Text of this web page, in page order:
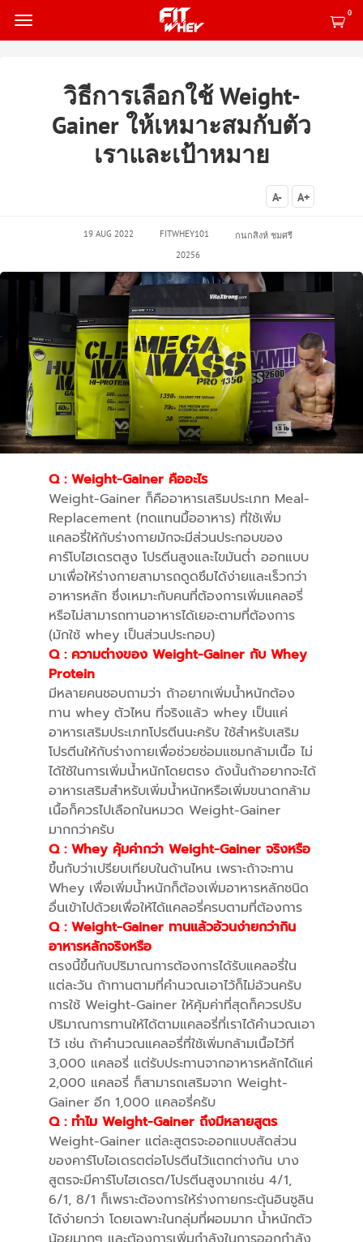
0
วิธีการเลือกใช้ Weight-
Gainer ให้เหมาะสมกับตัว
เราและเป้าหมาย
A- A+
19 AUG 2022 FITWHEY101
กนกสิงห์ ชมศรี
20256
Q : Weight-Gainer คืออะไร
Weight-Gainer ก็คืออาหารเสริมประเภท Meal-
Replacement (ทดแทนมื้ออาหาร) ที่ใช้เพิ่ม
แคลอรี่ให้กับร่างกายมักจะมีส่วนประกอบของ
คาร์โบไฮเดรตสูง โปรตีนสูงและไขมันต่ำ ออกแบบ
มาเพื่อให้ร่างกายสามารถดูดซึมได้ง่ายและเร็วกว่า
อาหารหลัก ซึ่งเหมาะกับคนที่ต้องการเพิ่มแคลอรี่
หรือไม่สามารถทานอาหารได้เยอะตามที่ต้องการ
(มักใช้ whey เป็นส่วนประกอบ)
Q : ความต่างของ Weight-Gainer กับ Whey
Protein
มีหลายคนชอบถามว่า ถ้าอยากเพิ่มน้ำหนักต้อง
ทาน whey ตัวไหน ที่จริงแล้ว whey เป็นแค่
อาหารเสริมประเภทโปรตีนนะครับ ใช้สำหรับเสริม
โปรตีนให้กับร่างกายเพื่อช่วยซ่อมแซมกล้ามเนื้อ ไม่
ได้ใช้ในการเพิ่มน้ำหนักโดยตรง ดังนั้นถ้าอยากจะได้
อาหารเสริมสำหรับเพิ่มน้ำหนักหรือเพิ่มขนาดกล้าม
เนื้อก็ควรไปเลือกในหมวด Weight-Gainer
มากกว่าครับ
Q : Whey คุ้มค่ากว่า Weight-Gainer จริงหรือ
ขึ้นกับว่าเปรียบเทียบในด้านไหน เพราะถ้าจะทาน
Whey เพื่อเพิ่มน้ำหนักก็ต้องเพิ่มอาหารหลักชนิด
อื่นเข้าไปด้วยเพื่อให้ได้แคลอรี่ครบตามที่ต้องการ
Q : Weight-Gainer ทานแล้วอ้วนง่ายกว่ากิน
อาหารหลักจริงหรือ
ตรงนี้ขึ้นกับปริมาณการต้องการได้รับแคลอรี่ใน
แต่ละวัน ถ้าทานตามที่คำนวณเอาไว้ก็ไม่อ้วนครับ
การใช้ Weight-Gainer ให้คุ้มค่าที่สุดก็ควรปรับ
ปริมาณการทานให้ได้ตามแคลอรี่ที่เราได้คำนวณเอา
ไว้ เช่น ถ้าคำนวณแคลอรี่ที่ใช้เพิ่มกล้ามเนื้อไว้ที่
3,000 แคลอรี่ แต่รับประทานจากอาหารหลักได้แค่
2,000 แคลอรี่ ก็สามารถเสริมจาก Weight-
Gainer อีก 1,000 แคลอรี่ครับ
Q : ทำไม Weight-Gainer ถึงมีหลายสูตร
Weight-Gainer แต่ละสูตรจะออกแบบสัดส่วน
ของคาร์โบไอเดรตต่อโปรตีนไว้แตกต่างกัน บาง
สูตรจะมีคาร์โบไฮเดรต/โปรตีนสูงมากเช่น 4/1,
6/1, 8/1 ก็เพราะต้องการให้ร่างกายกระตุ้นอินซูลิน
ได้ง่ายกว่า โดยเฉพาะในกลุ่มที่ผอมมาก น้ำหนักตัว